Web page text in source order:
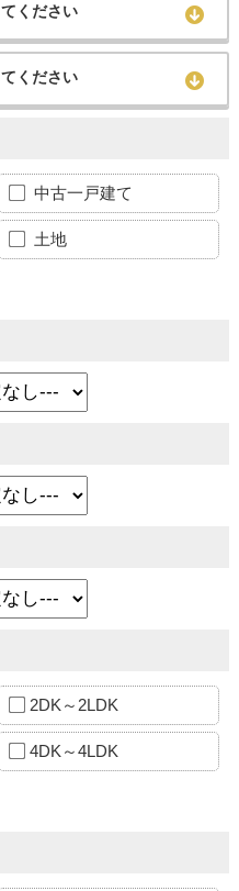
ください
ください
中古一戸建て
土地
2DK～2LDK
4DK～4LDK